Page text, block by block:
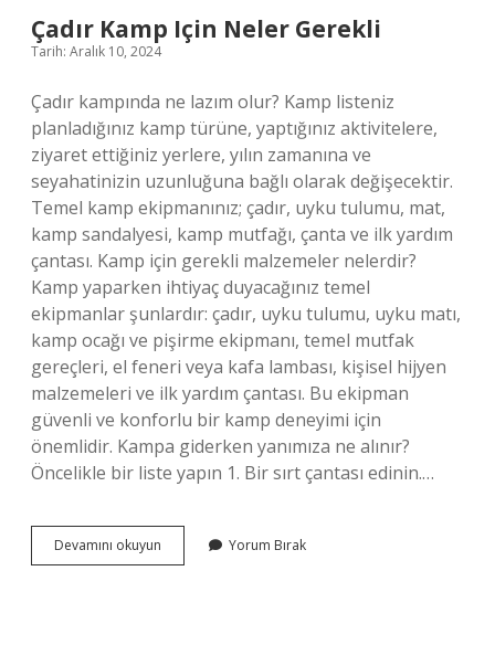
Çadır Kamp Için Neler Gerekli
Tarih: Aralık 10, 2024
Çadır kampında ne lazım olur? Kamp listeniz
planladığınız kamp türüne, yaptığınız aktivitelere,
ziyaret ettiğiniz yerlere, yılın zamanına ve
seyahatinizin uzunluğuna bağlı olarak değişecektir.
Temel kamp ekipmanınız; çadır, uyku tulumu, mat,
kamp sandalyesi, kamp mutfağı, çanta ve ilk yardım
çantası. Kamp için gerekli malzemeler nelerdir?
Kamp yaparken ihtiyaç duyacağınız temel
ekipmanlar şunlardır: çadır, uyku tulumu, uyku matı,
kamp ocağı ve pişirme ekipmanı, temel mutfak
gereçleri, el feneri veya kafa lambası, kişisel hijyen
malzemeleri ve ilk yardım çantası. Bu ekipman
güvenli ve konforlu bir kamp deneyimi için
önemlidir. Kampa giderken yanımıza ne alınır?
Öncelikle bir liste yapın 1. Bir sırt çantası edinin.…
Devamını okuyun
Kamp
Yorum Bırak